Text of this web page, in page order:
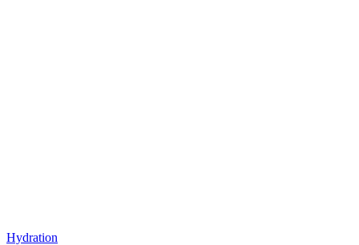
Hydration